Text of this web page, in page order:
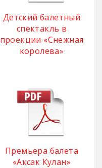
Детский балетный
спектакль в
проекции «Снежная
королева»
Премьера балета
«Аксак Кулан»